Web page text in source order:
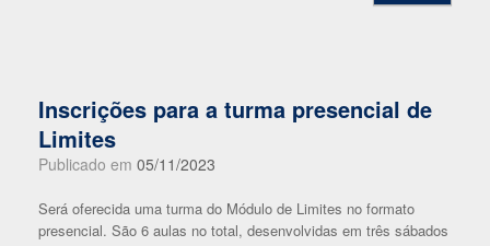
Inscrições para a turma presencial de
Limites
Publicado em 05/11/2023
Será oferecida uma turma do Módulo de Limites no formato
presencial. São 6 aulas no total, desenvolvidas em três sábados